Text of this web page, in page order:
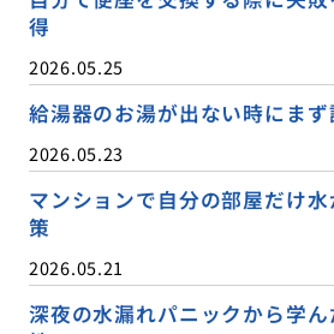
得
2026.05.25
給湯器のお湯が出ない時にま
2026.05.23
マンションで自分の部屋だけ
策
2026.05.21
深夜の水漏れパニックから学